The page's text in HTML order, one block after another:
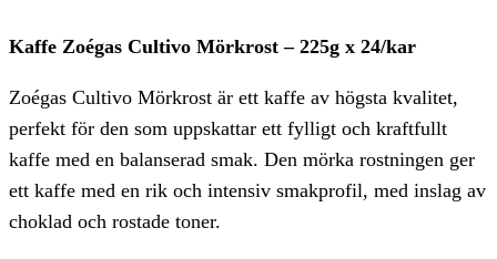
Kaffe Zoégas Cultivo Mörkrost – 225g x 24/kar
Zoégas Cultivo Mörkrost är ett kaffe av högsta kvalitet,
perfekt för den som uppskattar ett fylligt och kraftfullt
kaffe med en balanserad smak. Den mörka rostningen ger
ett kaffe med en rik och intensiv smakprofil, med inslag av
choklad och rostade toner.